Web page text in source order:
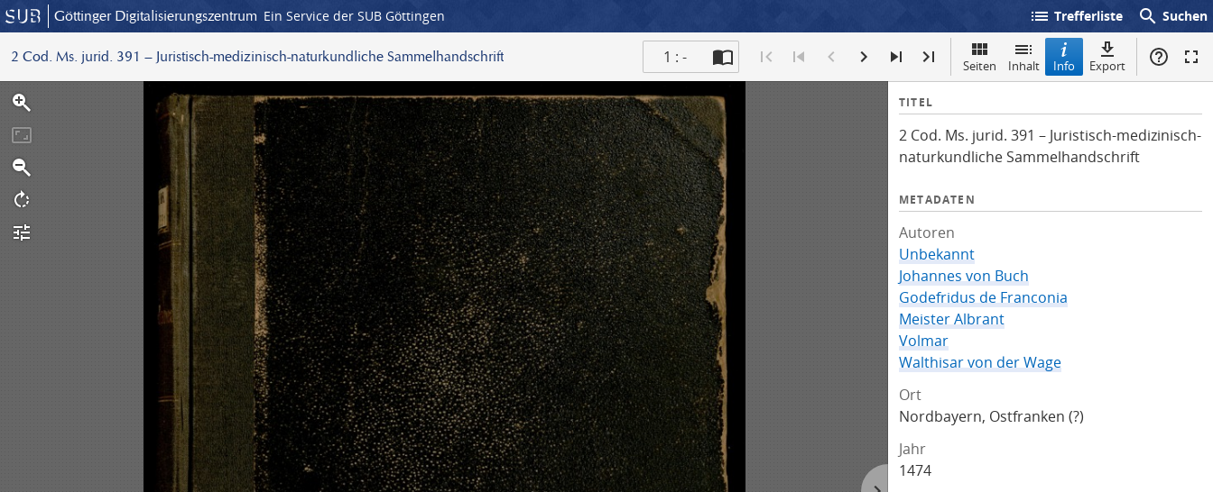
Göttinger Digitalisierungszentrum Ein Service der SUB Göttingen list Trefferliste search Suchen
2 Cod. Ms. jurid. 391 – Juristisch-medizinisch-naturkundliche Sammelhandschrift 1 : - Seiten Inhalt Info Export
I
f
o
TITEL
2 Cod. Ms. jurid. 391 – Juristisch-medizinisch-
naturkundliche Sammelhandschrift
METADATEN
Autoren
Unbekannt
Johannes von Buch
Godefridus de Franconia
Meister Albrant
Volmar
Walthisar von der Wage
Ort
Nordbayern, Ostfranken (?)
Jahr
1474